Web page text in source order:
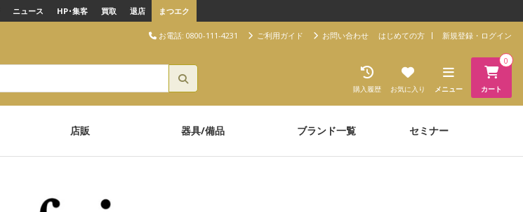
ニュース HP･集客 買取 退店 まつエク
お電話: 0800-111-4231 ご利用ガイド お問い合わせ はじめての方 新規登録・ログイン
カート
0
メニュー
お気に入り
購入履歴
店販 器具/備品 ブランド一覧 セミナー